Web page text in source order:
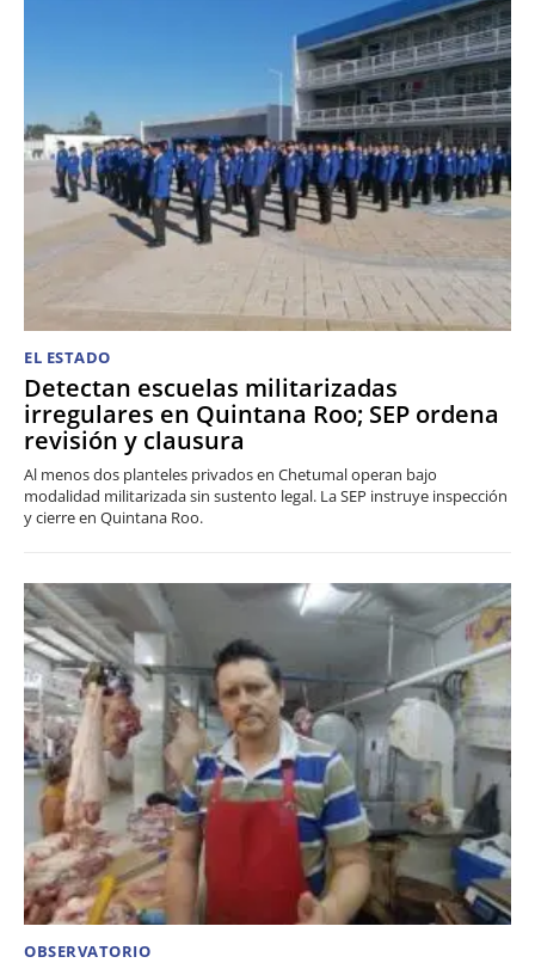
EL ESTADO
Detectan escuelas militarizadas
irregulares en Quintana Roo; SEP ordena
revisión y clausura
Al menos dos planteles privados en Chetumal operan bajo
modalidad militarizada sin sustento legal. La SEP instruye inspección
y cierre en Quintana Roo.
OBSERVATORIO